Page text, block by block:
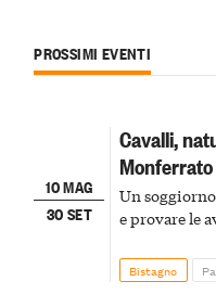
PROSSIMI EVENTI
10 MAG
30 SET
Cavalli,
Monferrato
Un
e provare le
Bistagno